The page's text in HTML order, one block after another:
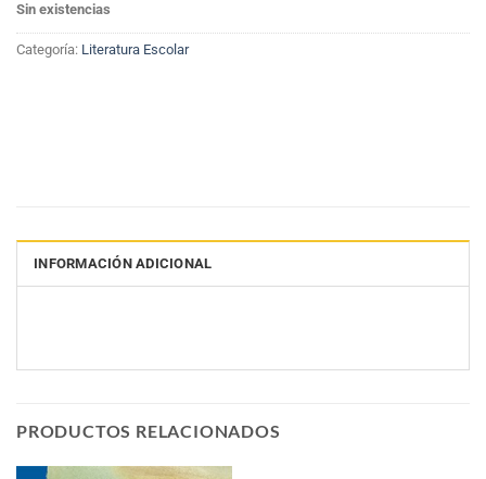
Sin existencias
Categoría: Literatura Escolar
INFORMACIÓN ADICIONAL
PRODUCTOS RELACIONADOS